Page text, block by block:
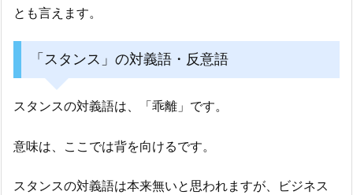
とも言えます。
「スタンス」の対義語・反意語
スタンスの対義語は、「乖離」です。
意味は、ここでは背を向けるです。
スタンスの対義語は本来無いと思われますが、ビジネス